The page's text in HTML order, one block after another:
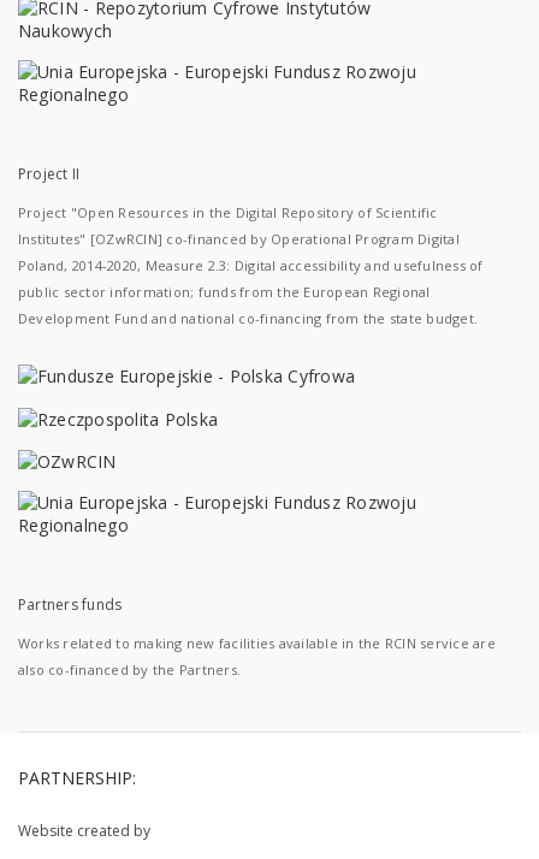
Project II
Project "Open Resources in the Digital Repository of Scientific
Institutes" [OZwRCIN] co-financed by Operational Program Digital
Poland, 2014-2020, Measure 2.3: Digital accessibility and usefulness of
public sector information; funds from the European Regional
Development Fund and national co-financing from the state budget.
Partners funds
Works related to making new facilities available in the RCIN service are
also co-financed by the Partners.
PARTNERSHIP:
Website created by